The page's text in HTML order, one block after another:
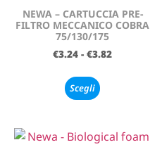
NEWA – CARTUCCIA PRE-
FILTRO MECCANICO COBRA
75/130/175
€3.24 - €3.82
Scegli